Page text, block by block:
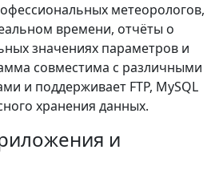
метеорологов,
времени, отчёты о
значениях параметров и
совместима с различными
и поддерживает FTP, MySQL
хранения данных.
и